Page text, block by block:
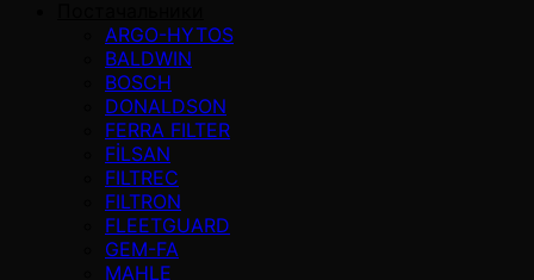
ARGO-HYTOS
BALDWIN
BOSCH
DONALDSON
FERRA FILTER
FİLSAN
FILTREC
FILTRON
FLEETGUARD
GEM-FA
MAHLE